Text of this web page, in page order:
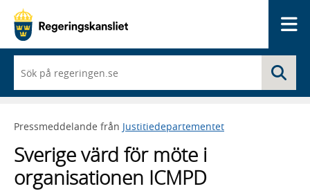
du
börjar
skriva
framträder
lista
med
sökförslag
Pressmeddelande från Justitiedepartementet
Sverige värd för möte i
organisationen ICMPD